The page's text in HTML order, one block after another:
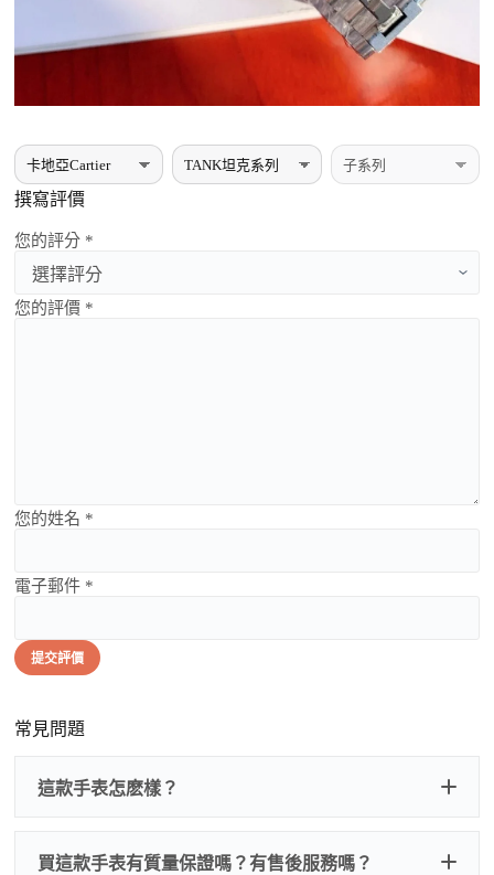
撰寫評價
您的評分 *
您的評價 *
您的姓名 *
電子郵件 *
提交評價
常見問題
這款手表怎麽樣？
買這款手表有質量保證嗎？有售後服務嗎？